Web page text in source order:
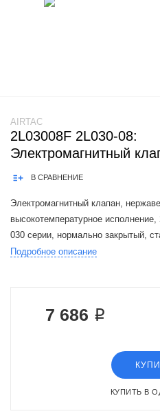
AIRTAC
2L03008F 2L030-08:
Электромагнитный
В СРАВНЕНИЕ
Электромагнитный клапан,
высокотемпературное
030 серии, нормально закрытый,
присоеденительная резьба, DC12V,
Подробное описание
7 686 ₽
КУПИТЬ В